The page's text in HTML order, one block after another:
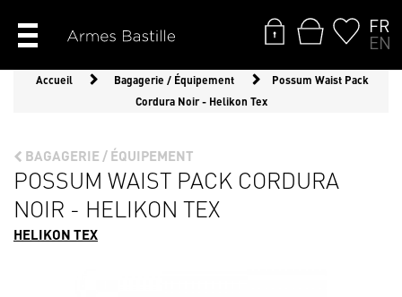
FR
EN
Accueil Bagagerie / Équipement
Possum Waist Pack
Cordura Noir - Helikon Tex
BAGAGERIE / ÉQUIPEMENT
POSSUM WAIST PACK CORDURA
NOIR - HELIKON TEX
HELIKON TEX